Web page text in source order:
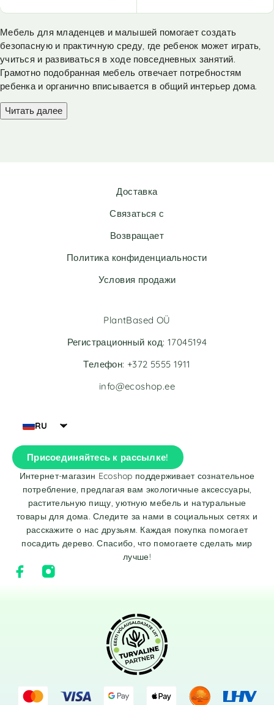
t
e
r
n
a
i
v
t
e
r
n
a
Мебель для младенцев и малышей помогает создать
безопасную и практичную среду, где ребенок может играть,
учиться и развиваться в ходе повседневных занятий.
Грамотно подобранная мебель отвечает потребностям
ребенка и органично вписывается в общий интерьер дома.
Читать далее
Доставка
Связаться с
Возвращает
Политика конфиденциальности
Условия продажи
RU
Присоединяйтесь к рассылке!
Интернет-магазин Ecoshop поддерживает сознательное
потребление, предлагая вам экологичные аксессуары,
растительную пищу, уютную мебель и натуральные
товары для дома. Следите за нами в социальных сетях и
расскажите о нас друзьям. Каждая покупка помогает
посадить дерево. Спасибо, что помогаете сделать мир
лучше!
PlantBased OÜ
Регистрационный код: 17045194
Телефон: +372 5555 1911
info@ecoshop.ee